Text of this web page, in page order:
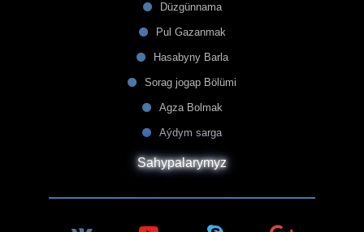
Düzgünnama
Pul Gazanmak
Hasabyny Barla
Sorag jogap Bölümi
Agza Bolmak
Aýdym sarga
Sahypalarymyz